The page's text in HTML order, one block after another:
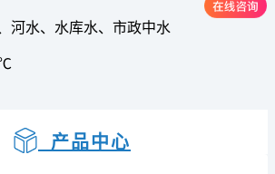
河水、水库水、市政中水
产品中心